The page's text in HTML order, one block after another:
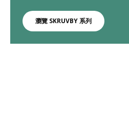
瀏覽 SKRUVBY 系列